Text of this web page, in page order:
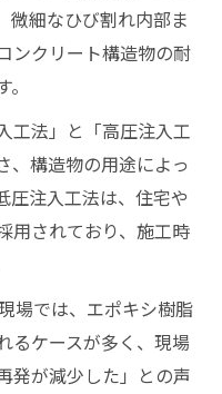
微細なひび割れ内部ま
ンクリート構造物の耐
工法」と「高圧注入工
、構造物の用途によっ
圧注入工法は、住宅や
用されており、施工時
場では、エポキシ樹脂
るケースが多く、現場
発が減少した」との声